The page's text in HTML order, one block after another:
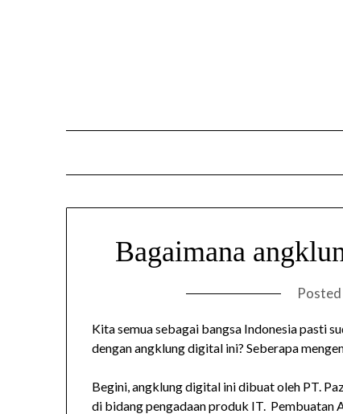
Bagaimana
Posted
Kita semua sebagai bangsa Indonesia pasti
dengan angklung digital ini? Seberapa
Begini, angklung digital ini dibuat oleh PT.
di bidang pengadaan produk IT. Pembuatan